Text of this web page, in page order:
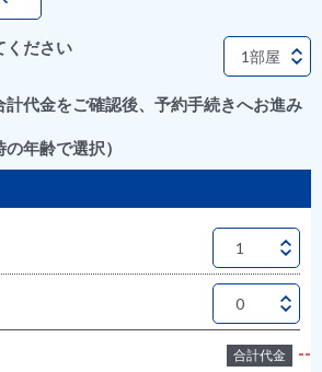
ください
計代金をご確認後、予約手続きへお進み
年齢で選択）
合計代金 --